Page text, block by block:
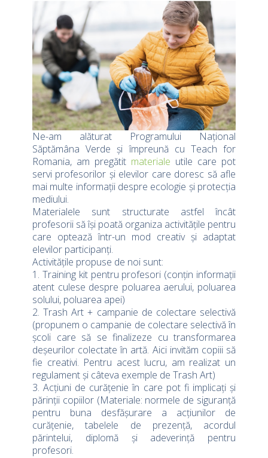
Ne-am alăturat Programului Național
Săptămâna Verde și împreună cu Teach for
Romania, am pregătit materiale utile care pot
servi profesorilor și elevilor care doresc să afle
mai multe informații despre ecologie și protecția
mediului.
Materialele sunt structurate astfel încât
profesorii să își poată organiza activitățile pentru
care optează într-un mod creativ și adaptat
elevilor participanți.
Activitățile propuse de noi sunt:
1. Training kit pentru profesori (conțin informații
atent culese despre poluarea aerului, poluarea
solului, poluarea apei)
2. Trash Art + campanie de colectare selectivă
(propunem o campanie de colectare selectivă în
școli care să se finalizeze cu transformarea
deșeurilor colectate în artă. Aici invităm copiii să
fie creativi. Pentru acest lucru, am realizat un
regulament și câteva exemple de Trash Art)
3. Acțiuni de curățenie în care pot fi implicați și
părinții copiilor (Materiale: normele de siguranță
pentru buna desfășurare a acțiunilor de
curățenie, tabelele de prezență, acordul
părintelui, diplomă și adeverință pentru
profesori.